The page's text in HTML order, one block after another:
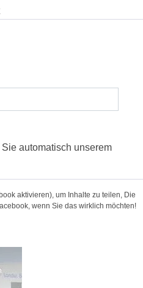
automatisch unserem
aktivieren), um Inhalte zu teilen, Die
wenn Sie das wirklich möchten!